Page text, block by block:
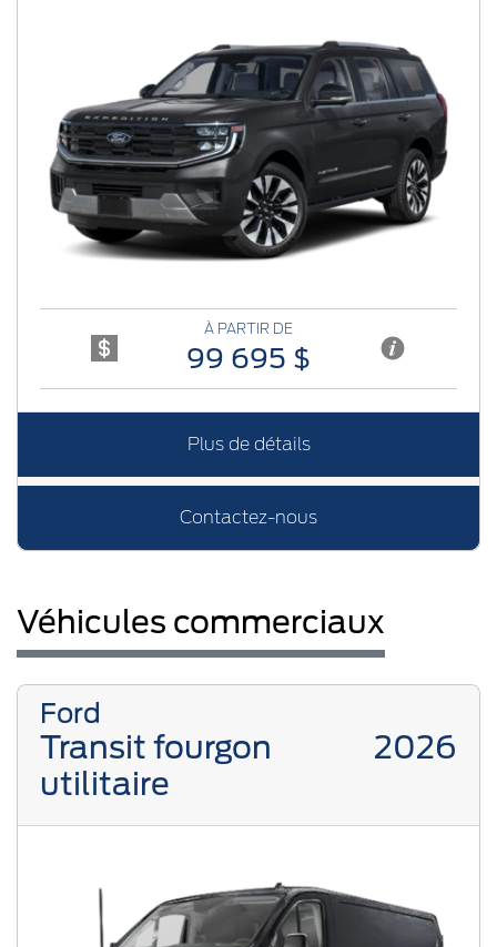
Previous
À PARTIR DE
99 695 $
Plus de détails
Contactez-nous
Véhicules commerciaux
Ford
Transit fourgon
utilitaire
2026